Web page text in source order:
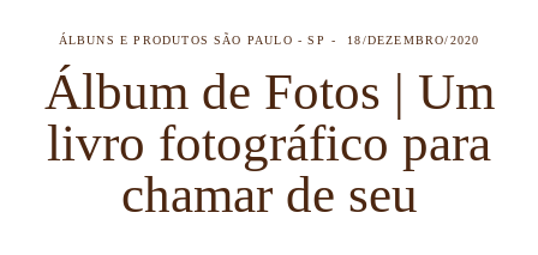
ÁLBUNS E PRODUTOS SÃO PAULO - SP 18/DEZEMBRO/2020
Álbum de Fotos | Um
livro fotográfico para
chamar de seu